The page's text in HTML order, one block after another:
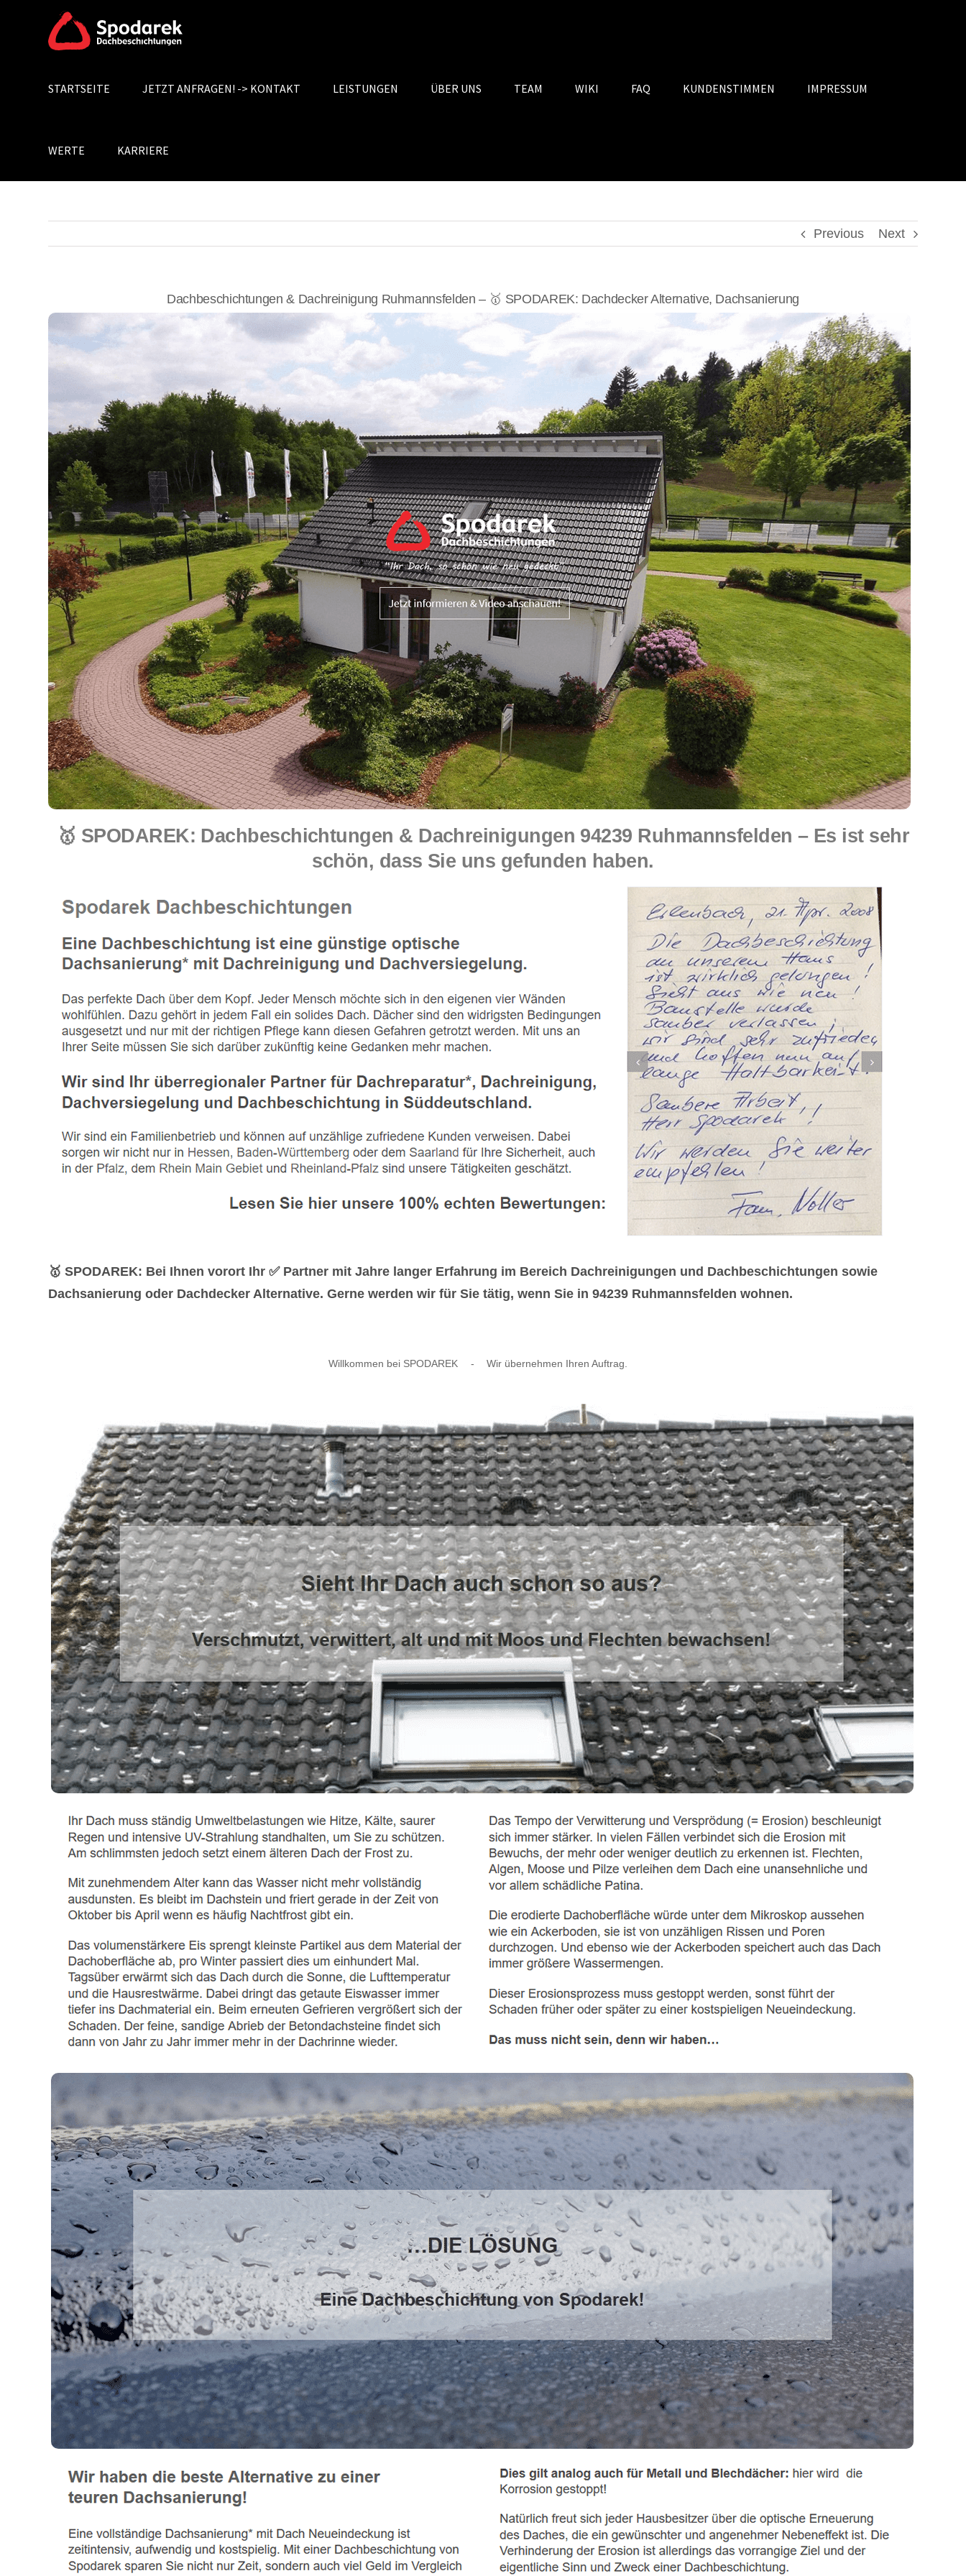
Search
STARTSEITE JETZT ANFRAGEN! -> KONTAKT LEISTUNGEN ÜBER UNS TEAM WIKI FAQ KUNDENSTIMMEN IMPRESSUM
WERTE KARRIERE
Previous Next
Dachbeschichtungen & Dachreinigung Ruhmannsfelden – 🥇 SPODAREK: Dachdecker Alternative, Dachsanierung
🥇 SPODAREK: Dachbeschichtungen & Dachreinigungen 94239 Ruhmannsfelden – Es ist sehr
schön, dass Sie uns gefunden haben.
🥇 SPODAREK: Bei Ihnen vorort Ihr ✅ Partner mit Jahre langer Erfahrung im Bereich Dachreinigungen und Dachbeschichtungen sowie
Dachsanierung oder Dachdecker Alternative. Gerne werden wir für Sie tätig, wenn Sie in 94239 Ruhmannsfelden wohnen.
Willkommen bei SPODAREK - Wir übernehmen Ihren Auftrag.